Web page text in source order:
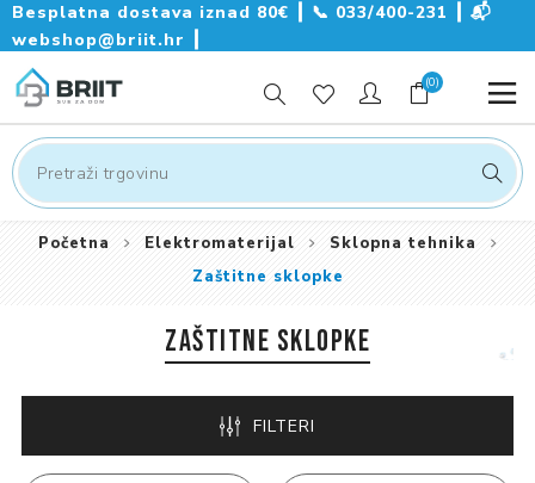
Besplatna dostava iznad 80€ ┃ 📞 033/400-231
📬
webshop@briit.hr
(0)
Početna Elektromaterijal
Sklopna tehnika
Zaštitne sklopke
ZAŠTITNE SKLOPKE
FILTERI